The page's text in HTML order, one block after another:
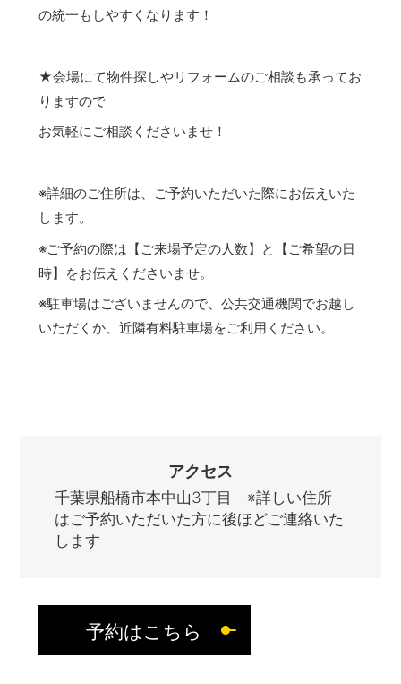
の統一もしやすくなります！
★会場にて物件探しやリフォームのご相談も承ってお
りますので
お気軽にご相談くださいませ！
※詳細のご住所は、ご予約いただいた際にお伝えいた
します。
※ご予約の際は【ご来場予定の人数】と【ご希望の日
時】をお伝えくださいませ。
※駐車場はございませんので、公共交通機関でお越し
いただくか、近隣有料駐車場をご利用ください。
アクセス
千葉県船橋市本中山3丁目 ※詳しい住所
はご予約いただいた方に後ほどご連絡いた
します
予約はこちら